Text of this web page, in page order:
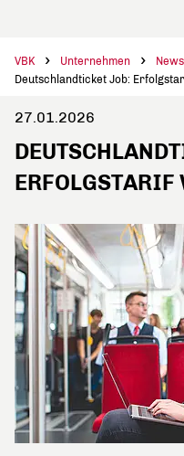
VBK Unternehmen
News
Deutschlandticket Job:
27.01.2026
ERFOLGSTARIF